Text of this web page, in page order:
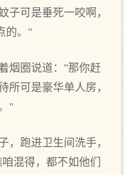
子可是垂死一咬啊，
的。"
烟圈说道："那你赶
所可是豪华单人房，
"
，跑进卫生间洗手，
混得，都不如他们